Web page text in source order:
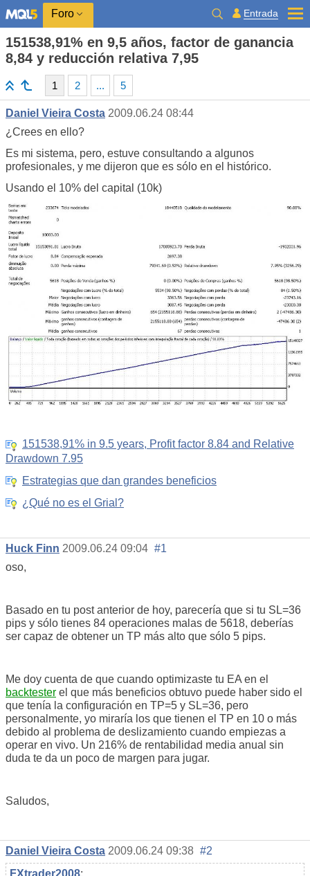
Foro Entrada
151538,91% en 9,5 años, factor de ganancia
8,84 y reducción relativa 7,95
1 2 ... 5
Daniel Vieira Costa 2009.06.24 08:44
¿Crees en ello?
Es mi sistema, pero, estuve consultando a algunos
profesionales, y me dijeron que es sólo en el histórico.
Usando el 10% del capital (10k)
151538,91% in 9.5 years, Profit factor 8.84 and Relative
Drawdown 7.95
Estrategias que dan grandes beneficios
¿Qué no es el Grial?
Huck Finn 2009.06.24 09:04 #1
oso,
Basado en tu post anterior de hoy, parecería que si tu SL=36
pips y sólo tienes 84 operaciones malas de 5618, deberías
ser capaz de obtener un TP más alto que sólo 5 pips.
Me doy cuenta de que cuando optimizaste tu EA en el
backtester el que más beneficios obtuvo puede haber sido el
que tenía la configuración en TP=5 y SL=36, pero
personalmente, yo miraría los que tienen el TP en 10 o más
debido al problema de deslizamiento cuando empiezas a
operar en vivo. Un 216% de rentabilidad media anual sin
duda te da un poco de margen para jugar.
Saludos,
Daniel Vieira Costa 2009.06.24 09:38 #2
FXtrader2008: